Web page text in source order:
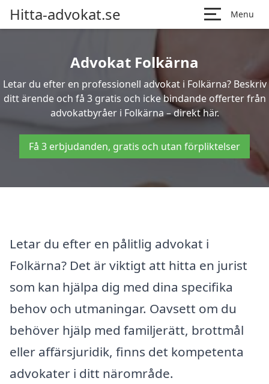
Hitta-advokat.se Menu
Advokat Folkärna
Letar du efter en professionell advokat i Folkärna? Beskriv
ditt ärende och få 3 gratis och icke bindande offerter från
advokatbyråer i Folkärna – direkt här.
Få 3 erbjudanden, gratis och utan förpliktelser
Letar du efter en pålitlig advokat i
Folkärna? Det är viktigt att hitta en jurist
som kan hjälpa dig med dina specifika
behov och utmaningar. Oavsett om du
behöver hjälp med familjerätt, brottmål
eller affärsjuridik, finns det kompetenta
advokater i ditt närområde.